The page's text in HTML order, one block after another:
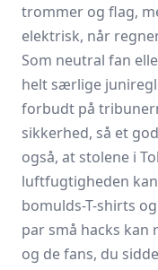
trommer og flag,
elektrisk, når
Som neutral fan
helt særlige
forbudt på
sikkerhed, så et
også, at stolene i
luftfugtigheden
bomulds-T-shirts
par små hacks kan
og de fans, du